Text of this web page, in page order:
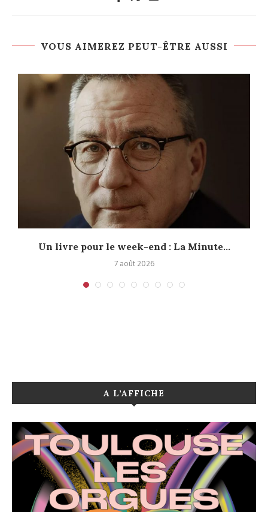
VOUS AIMEREZ PEUT-ÊTRE AUSSI
Un livre pour le week-end : La Minute...
7 août 2026
A L’AFFICHE